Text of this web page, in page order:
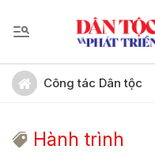
Công tác Dân tộc
Hành trình